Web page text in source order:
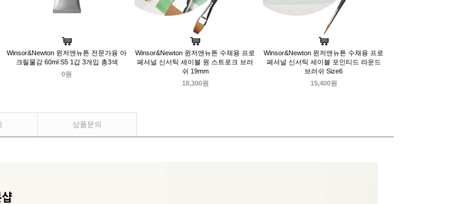
Winsor&Newton 윈저앤뉴튼 전문가용 아
크릴물감 60ml S5 1갑 3개입 총3색
0원
Winsor&Newton 윈저앤뉴튼 수채용 프로
페셔널 신서틱 세이블 원 스트로크 브러
쉬 19mm
18,300원
Winsor&Newton 윈저앤뉴튼 수채용 프로
페셔널 신서틱 세이블 포인티드 라운드
브러쉬 Size6
15,400원
상품문의